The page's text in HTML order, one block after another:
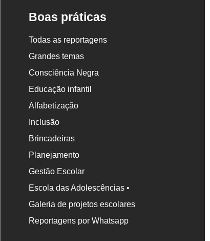
Boas práticas
Todas as reportagens
Grandes temas
Consciência Negra
Educação infantil
Alfabetização
Inclusão
Brincadeiras
Planejamento
Gestão Escolar
Escola das Adolescências •
Galeria de projetos escolares
Reportagens por Whatsapp